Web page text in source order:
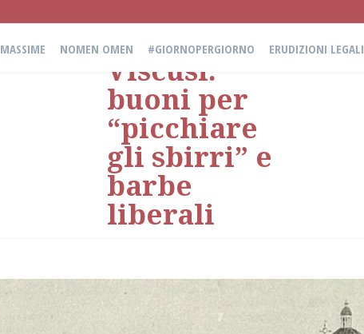
MASSIME NOMEN OMEN #GIORNOPERGIORNO ERUDIZIONI LEGALI
Don Michele
Viscusi:
buoni per
“picchiare
gli sbirri” e
barbe
liberali
11 Agosto 2025
Erudizioni Legali